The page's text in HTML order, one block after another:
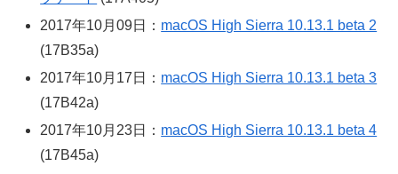
2017年10月09日： macOS High Sierra 10.13.1 beta 2
(17B35a)
2017年10月17日： macOS High Sierra 10.13.1 beta 3
(17B42a)
2017年10月23日： macOS High Sierra 10.13.1 beta 4
(17B45a)